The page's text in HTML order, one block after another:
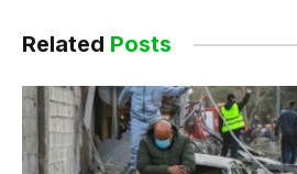
Related Posts